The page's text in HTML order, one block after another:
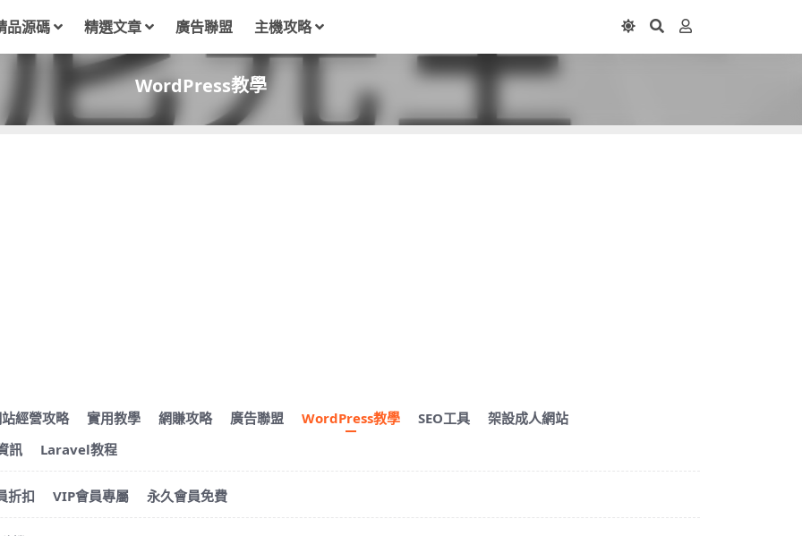
品源碼 精選文章 廣告聯盟 主機攻略
WordPress教學
經營攻略 實用教學 網賺攻略 廣告聯盟 WordPress教學 SEO工具
架設成人網站
訊
Laravel教程
折扣 VIP會員專屬 永久會員免費